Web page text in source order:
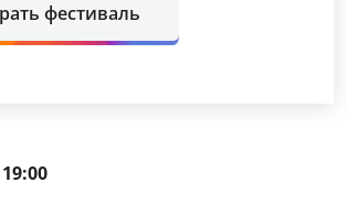
фестиваль